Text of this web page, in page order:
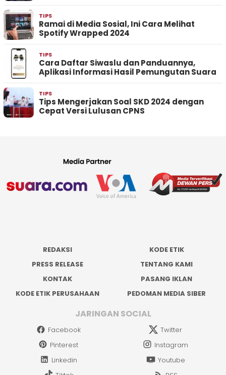
TIPS
Ramai di Media Sosial, Ini Cara Melihat
Spotify Wrapped 2024
TIPS
Cara Daftar Siwaslu dan Panduannya,
Aplikasi Informasi Hasil Pemungutan Suara
TIPS
Tips Mengerjakan Soal SKD 2024 dengan
Cepat Versi Lulusan CPNS
REDAKSI
KODE ETIK
PRESS RELEASE
TENTANG KAMI
KONTAK
PASANG IKLAN
KODE ETIK PERUSAHAAN
PEDOMAN MEDIA SIBER
JARINGAN SOCIAL
Facebook
Twitter
Pinterest
Instagram
Linkedin
Youtube